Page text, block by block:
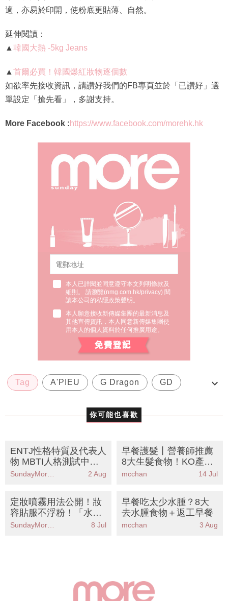
適，亦易於印開，使粉底更貼薄、自然。
延伸閱讀：
▲ 韓國大熱 -5kg Jeans
▲ 首爾必買！韓國爆紅妝物逐個數
如欲率先接收資訊，請讚好我們的FB專頁並於「已讚好」選
單設定「搶先看」，多謝支持。
More Facebook :https://www.facebook.com/morehk.hk
本人已詳閱並同意遵守本文列明條款及
細則。 請瀏覽(nmg.com.hk/privacy) 閱
讀本公司的私隱政策聲明。
本人願意接收新傳媒集團的最新消息及
其他宣傳資訊，本人同意新傳媒集團使
用本人的個人資料於任何推廣用途。
Tag A'PIEU G Dragon GD
你可能也喜歡
ENTJ性格特質及代表人
物 MBTI人格測試中被
稱為「指揮官」人格
SundayMore編輯部 2 Aug
早餐護髮丨營養師推薦
8大生髮食物！KO產後
脫髮壓力掉髮 附懶人食
mcchan 14 Jul
定妝噴霧用法公開！妝
容貼服不浮粉！「水彈
女王」權恩妃靠1招打8 Jul
早餐吃太少水腫？8大
去水腫食物＋返工早餐
mcchan 3 Aug